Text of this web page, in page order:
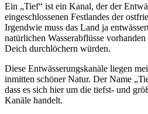
Ein „Tief“ ist ein Kanal, der der
eingeschlossenen Festlandes der
Irgendwie muss das Land ja
natürlichen Wasserabflüsse
Deich durchlöchern würden.
Diese Entwässerungskanäle liegen
inmitten schöner Natur. Der Name
dass es sich hier um die tiefst- und
Kanäle handelt.